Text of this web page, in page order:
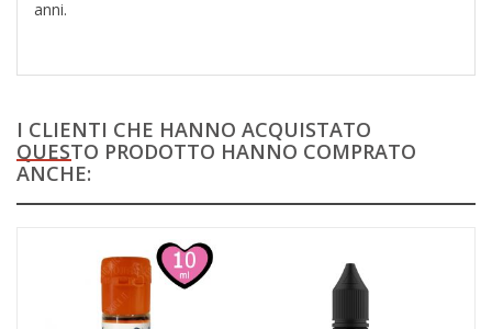
anni.
I CLIENTI CHE HANNO ACQUISTATO
QUESTO PRODOTTO HANNO COMPRATO
ANCHE: